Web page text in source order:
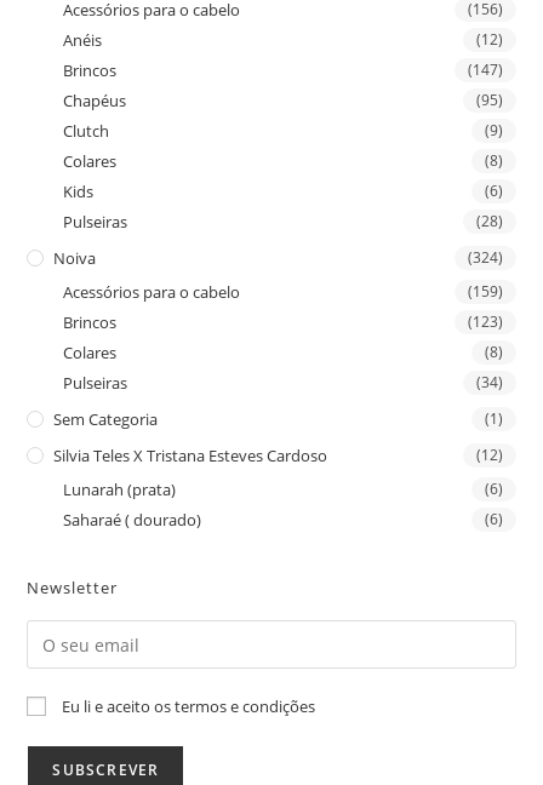
Acessórios para o cabelo (156)
Anéis (12)
Brincos (147)
Chapéus (95)
Clutch (9)
Colares (8)
Kids (6)
Pulseiras (28)
Noiva (324)
Acessórios para o cabelo (159)
Brincos (123)
Colares (8)
Pulseiras (34)
Sem Categoria (1)
Silvia Teles X Tristana Esteves Cardoso (12)
Lunarah (prata) (6)
Saharaé ( dourado) (6)
Newsletter
Eu li e aceito os termos e condições